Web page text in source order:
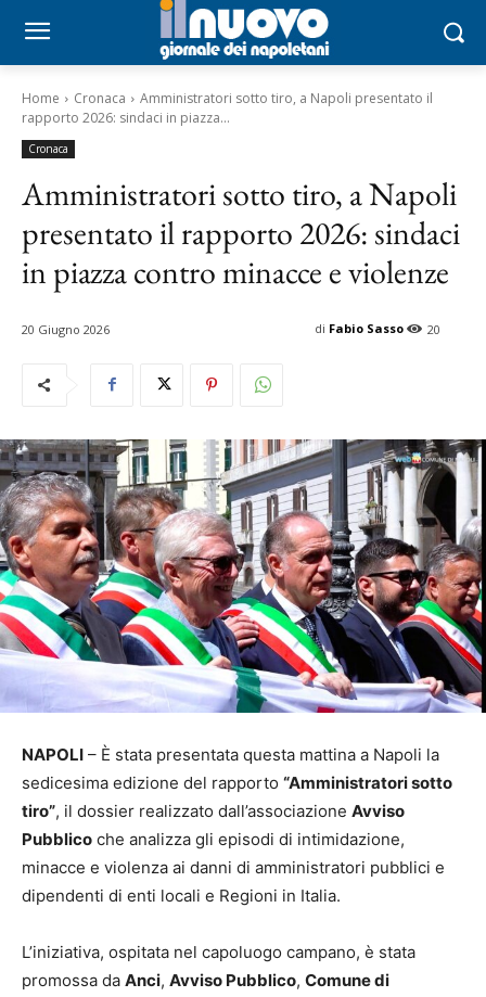
Home Cronaca
Amministratori sotto tiro, a Napoli presentato il
rapporto 2026: sindaci in piazza...
Cronaca
Amministratori sotto tiro, a Napoli
presentato il rapporto 2026: sindaci
in piazza contro minacce e violenze
20 Giugno 2026 20
di Fabio Sasso
NAPOLI – È stata presentata questa mattina a Napoli la
sedicesima edizione del rapporto “Amministratori sotto
tiro”, il dossier realizzato dall’associazione Avviso
Pubblico che analizza gli episodi di intimidazione,
minacce e violenza ai danni di amministratori pubblici e
dipendenti di enti locali e Regioni in Italia.
L’iniziativa, ospitata nel capoluogo campano, è stata
promossa da Anci, Avviso Pubblico, Comune di